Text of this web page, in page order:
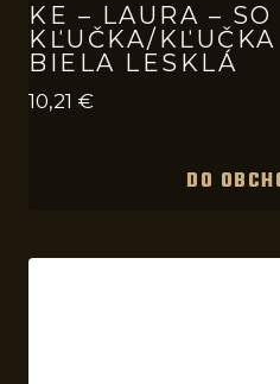
KE – LAURA – SO
KĽUČKA/
BIELA LESKLÁ
10,21 €
DO